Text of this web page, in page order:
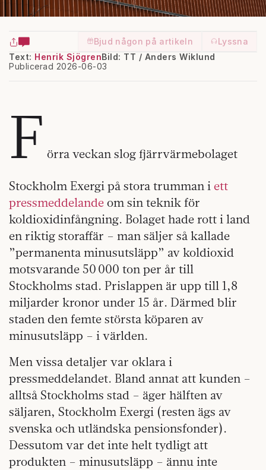
Bjud någon på artikeln
Lyssna
Text: Henrik Sjögren
Publicerad 2026-06-03
Bild: TT / Anders Wiklund
F örra veckan slog fjärrvärmebolaget
Stockholm Exergi på stora trumman i ett
pressmeddelande om sin teknik för
koldioxidinfångning. Bolaget hade rott i land
en riktig storaffär – man säljer så kallade
”permanenta minusutsläpp” av koldioxid
motsvarande 50 000 ton per år till
Stockholms stad. Prislappen är upp till 1,8
miljarder kronor under 15 år. Därmed blir
staden den femte största köparen av
minusutsläpp – i världen.
Men vissa detaljer var oklara i
pressmeddelandet. Bland annat att kunden –
alltså Stockholms stad – äger hälften av
säljaren, Stockholm Exergi (resten ägs av
svenska och utländska pensionsfonder).
Dessutom var det inte helt tydligt att
produkten – minusutsläpp – ännu inte